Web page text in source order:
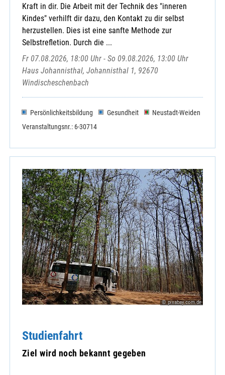
Kraft in dir. Die Arbeit mit der Technik des "inneren
Kindes" verhilft dir dazu, den Kontakt zu dir selbst
herzustellen. Dies ist eine sanfte Methode zur
Selbstrefletion. Durch die ...
Fr 07.08.2026, 18:00 Uhr - So 09.08.2026, 13:00 Uhr
Haus Johannisthal, Johannisthal 1, 92670
Windischeschenbach
Persönlichkeitsbildung Gesundheit
Neustadt-Weiden
Veranstaltungsnr.: 6-30714
© pixabay.com.de
Studienfahrt
Ziel wird noch bekannt gegeben